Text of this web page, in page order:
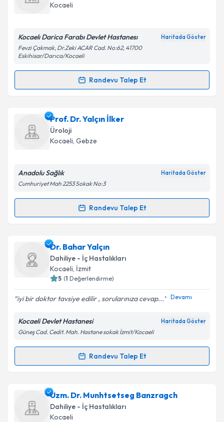
takvim hazırlandığında e-posta ile bilgilendireceğiz.
Kişisel verilerimin işlenmesine ilişkinAydınlatma
'ni okudum ve kişisel verilerimin belirtilen
kapsamda işlenmesini kabul ediyorum.
Takvim Talebini Gönder
Kocaeli
Kocaelı Darica Farabı Devlet Hastanesı Haritada Göster
Fevzi Çakmak, Dr.Zeki ACAR Cad. No:62, 41700
Eskihisar/Darıca/Kocaeli
Randevu Talep Et
Randevu Takvimi Talebi
Uzm. Dr. Zeki Aydıniçin randevu takvimi talebi
oluşturun. Size bu uzmandan randevu almanız için bir
takvim hazırlandığında e-posta ile bilgilendireceğiz.
Kişisel verilerimin işlenmesine ilişkin
Metni'ni okudum ve kişisel verilerimin belirtilen
Takvim Talebini Gönder
Prof. Dr. Yalçın İlker
Üroloji
Kocaeli, Gebze
Anadolu Sağlık Haritada Göster
Cumhuriyet Mah 2253 Sokak No:3
Randevu Talep Et
Randevu Takvimi Talebi
Prof. Dr. Yalçın İlkeriçin randevu takvimi talebi
oluşturun. Size bu uzmandan randevu almanız için bir
takvim hazırlandığında e-posta ile bilgilendireceğiz.
Kişisel verilerimin işlenmesine ilişkin
Metni'ni okudum ve kişisel verilerimin belirtilen
kapsamda işlenmesini kabul ediyorum.
Dr. Bahar Yalçın
Dahiliye - İç Hastalıkları
Kocaeli, İzmit
5 (1 Değerlendirme)
iyi bir doktor tavsiye edilir , sorularınıza cevap... Devamı
Kocaeli Devlet Hastanesi Haritada Göster
Güneş Cad. Cedit. Mah. Hastane sokak İzmit/Kocaeli
Randevu Talep Et
Randevu Takvimi Talebi
Dr. Bahar Yalçıniçin randevu takvimi talebi oluşturun.
Size bu uzmandan randevu almanız için bir takvim
hazırlandığında e-posta ile bilgilendireceğiz.
Uzm. Dr. Munhtsetseg Banzragch
Dahiliye - İç Hastalıkları
Kocaeli